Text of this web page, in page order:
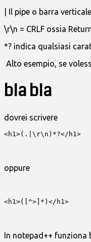
| Il pipe o barra
\r\n = CRLF ossia
*? indica qualsiasi
Alto esempio, se
bla bla
dovrei scrivere
<h1>(.|\r\n)*?</h1>
oppure
<h1>([^>]*)</h1>
In notepad++ funziona